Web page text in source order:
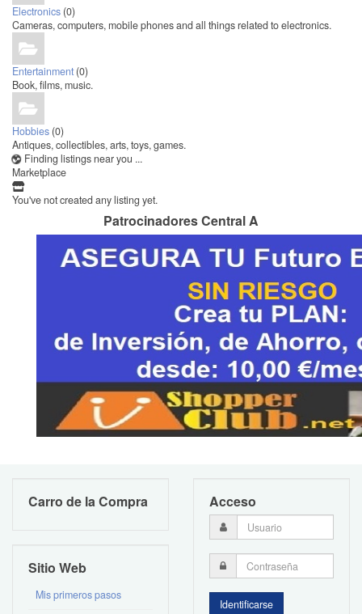
Electronics (0)
Cameras, computers, mobile phones and all things related to electronics.
Entertainment (0)
Book, films, music.
Hobbies (0)
Antiques, collectibles, arts, toys, games.
Finding listings near you ...
Marketplace
You've not created any listing yet.
Patrocinadores Central A
Carro de la Compra
Sitio Web
Mis primeros pasos
Acceso